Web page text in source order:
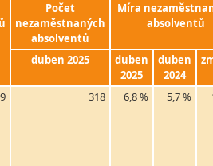
Počet
nezaměstnaných
absolventů
Míra
absolventů
duben 2025
duben
2025
duben
2024
318 6,8 % 5,7 %